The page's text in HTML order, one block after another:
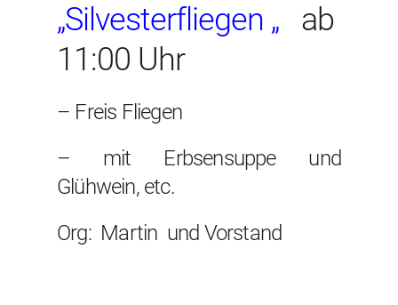
„Silvesterfliegen „ ab
11:00 Uhr
– Freis Fliegen
– mit Erbsensuppe und
Glühwein, etc.
Org: Martin und Vorstand